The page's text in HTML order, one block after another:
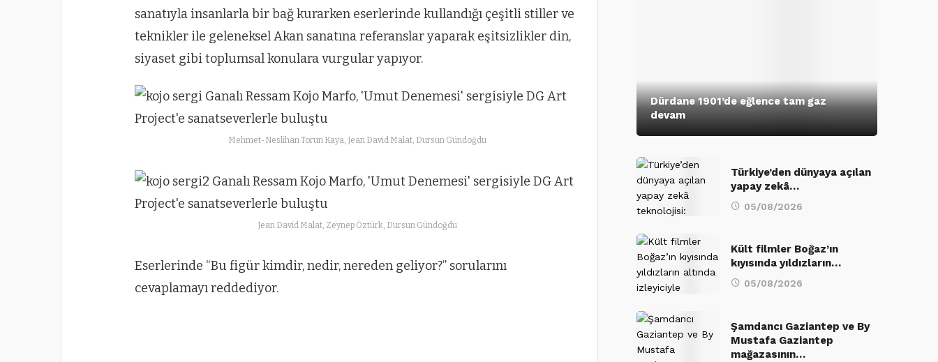
sanatıyla insanlarla bir bağ kurarken eserlerinde kullandığı çeşitli stiller ve
teknikler ile geleneksel Akan sanatına referanslar yaparak eşitsizlikler din,
siyaset gibi toplumsal konulara vurgular yapıyor.
Mehmet-Neslihan Torun Kaya, Jean David Malat, Dursun Gündoğdu
Jean David Malat, Zeynep Öztürk, Dursun Gündoğdu
Eserlerinde “Bu figür kimdir, nedir, nereden geliyor?” sorularını
cevaplamayı reddediyor.
Dürdane 1901’de eğlence tam gaz
devam
Türkiye’den dünyaya açılan
yapay zekâ…
05/08/2026
Kült filmler Boğaz’ın
kıyısında yıldızların…
05/08/2026
Şamdancı Gaziantep ve By
Mustafa Gaziantep
mağazasının…